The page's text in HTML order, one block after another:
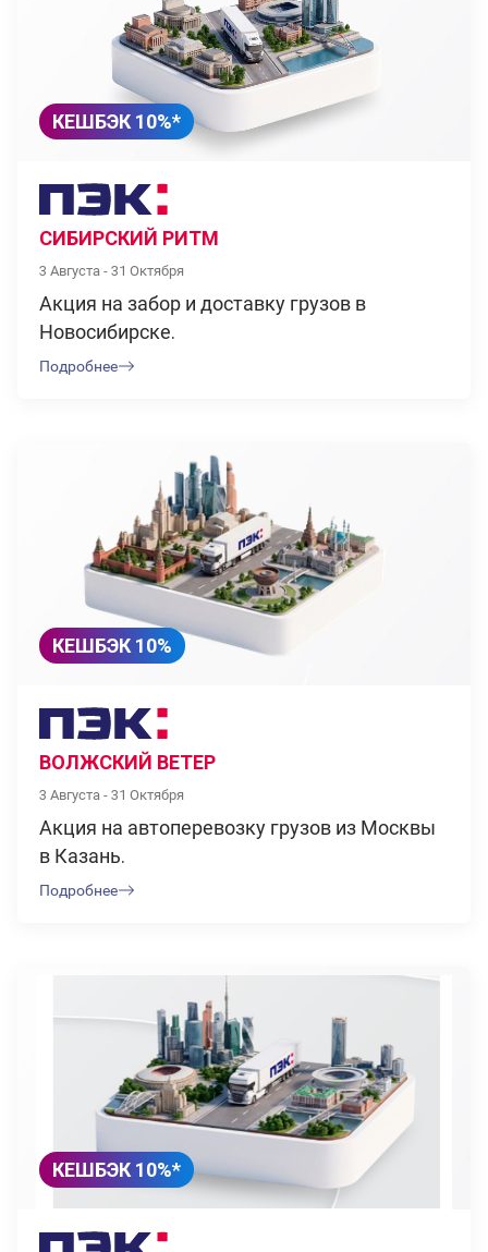
КЕШБЭК 10%*
СИБИРСКИЙ РИТМ
3 Августа - 31 Октября
Акция на забор и доставку грузов в
Новосибирске.
Подробнее
КЕШБЭК 10%
ВОЛЖСКИЙ ВЕТЕР
3 Августа - 31 Октября
Акция на автоперевозку грузов из Москвы
в Казань.
Подробнее
КЕШБЭК 10%*